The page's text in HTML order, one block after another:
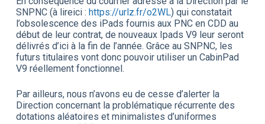
SNPNC (à lireici : https://urlz.fr/o2WL) qui constatait
l’obsolescence des iPads fournis aux PNC en CDD au
début de leur contrat, de nouveaux Ipads V9 leur seront
délivrés d’ici à la fin de l’année. Grâce au SNPNC, les
futurs titulaires vont donc pouvoir utiliser un CabinPad
V9 réellement fonctionnel.
Par ailleurs, nous n’avons eu de cesse d’alerter la
Direction concernant la problématique récurrente des
dotations aléatoires et minimalistes d’uniformes